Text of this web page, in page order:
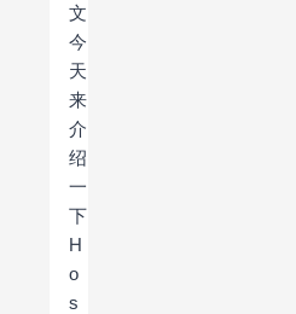
文
今
天
来
介
绍
一
下
H
o
s